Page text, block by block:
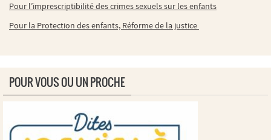
Pour l’imprescriptibilité des crimes sexuels sur les enfants
Pour la Protection des enfants, Réforme de la justice
POUR VOUS OU UN PROCHE